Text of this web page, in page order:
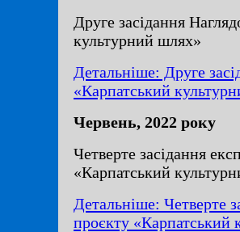
Друге засідання
культурний шлях»
Детальніше: Друге
«Карпатський
Червень, 2022 року
Четверте засідання
«Карпатський
Детальніше: Четверте
проєкту «Карпатський